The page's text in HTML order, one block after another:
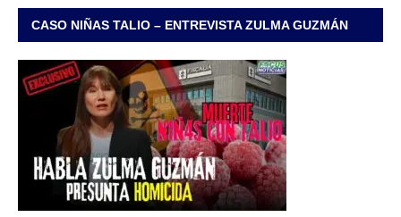
CASO NIÑAS TALIO – ENTREVISTA ZULMA GUZMÁN